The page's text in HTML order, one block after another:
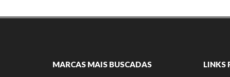
MARCAS MAIS BUSCADAS LINKS